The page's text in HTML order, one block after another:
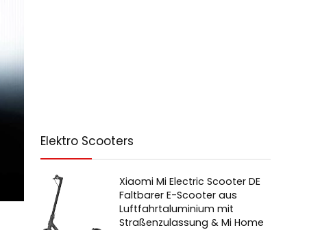
Elektro Scooters
Xiaomi Mi Electric Scooter DE
Faltbarer E-Scooter aus
Luftfahrtaluminium mit
Straßenzulassung & Mi Home